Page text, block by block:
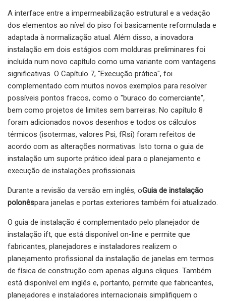
A interface entre a impermeabilização estrutural e a vedação
dos elementos ao nível do piso foi basicamente reformulada e
adaptada à normalização atual. Além disso, a inovadora
instalação em dois estágios com molduras preliminares foi
incluída num novo capítulo como uma variante com vantagens
significativas. O Capítulo 7, "Execução prática", foi
complementado com muitos novos exemplos para resolver
possíveis pontos fracos, como o "buraco do comerciante",
bem como projetos de limites sem barreiras. No capítulo 8
foram adicionados novos desenhos e todos os cálculos
térmicos (isotermas, valores Psi, fRsi) foram refeitos de
acordo com as alterações normativas. Isto torna o guia de
instalação um suporte prático ideal para o planejamento e
execução de instalações profissionais.
Durante a revisão da versão em inglês, oGuia de instalação
polonêspara janelas e portas exteriores também foi atualizado.
O guia de instalação é complementado pelo planejador de
instalação ift, que está disponível on-line e permite que
fabricantes, planejadores e instaladores realizem o
planejamento profissional da instalação de janelas em termos
de física de construção com apenas alguns cliques. Também
está disponível em inglês e, portanto, permite que fabricantes,
planejadores e instaladores internacionais simplifiquem o